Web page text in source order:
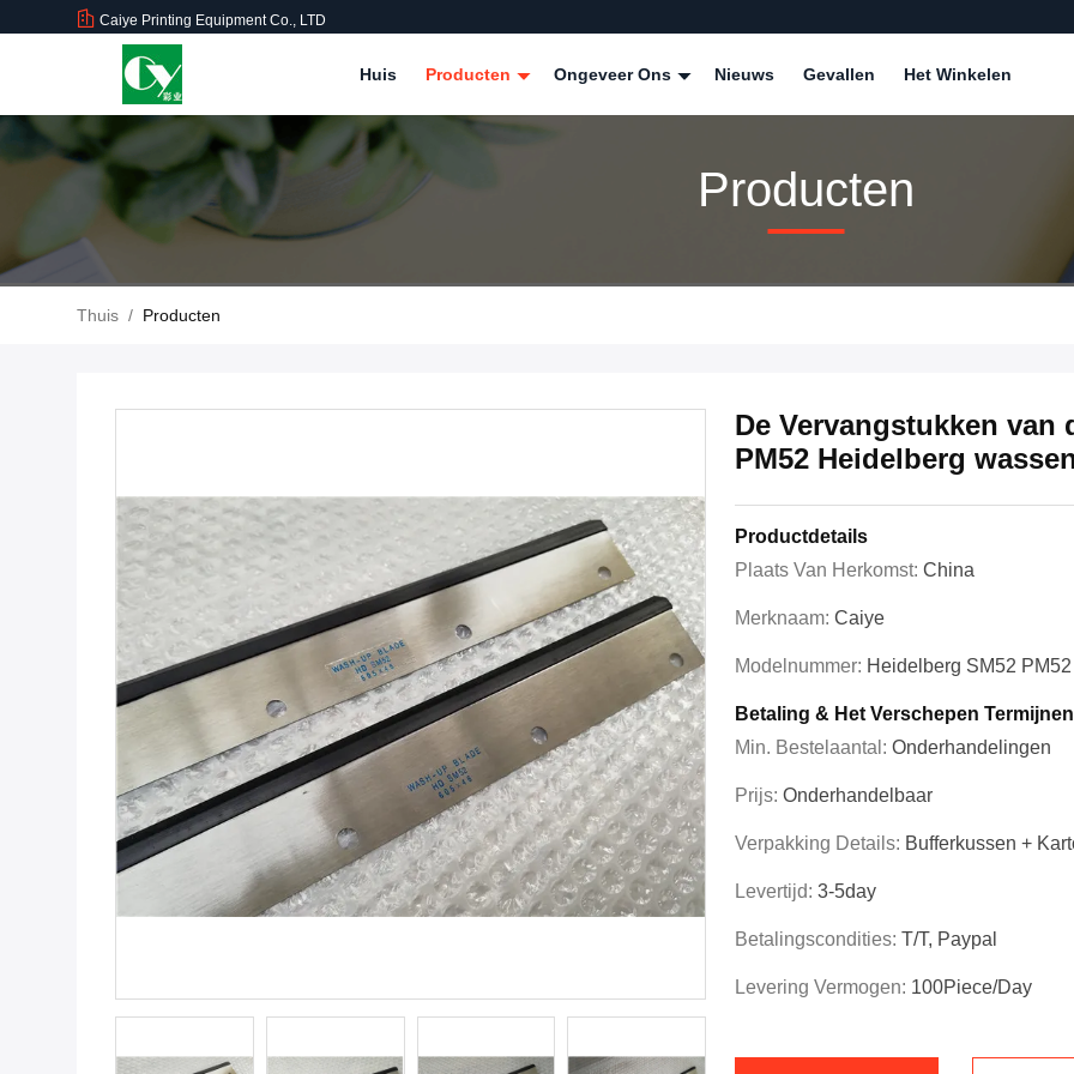
Caiye Printing Equipment Co., LTD
Huis Producten Ongeveer Ons Nieuws Gevallen Het Winkelen
Producten
Thuis / Producten
De Vervangstukken van
PM52 Heidelberg
Productdetails
Plaats Van Herkomst: China
Merknaam: Caiye
Modelnummer: Heidelberg SM52 PM52
Betaling & Het Verschepen Termijnen
Min. Bestelaantal: Onderhandelingen
Prijs: Onderhandelbaar
Verpakking Details: Bufferkussen +
Levertijd: 3-5day
Betalingscondities: T/T, Paypal
Levering Vermogen: 100Piece/Day